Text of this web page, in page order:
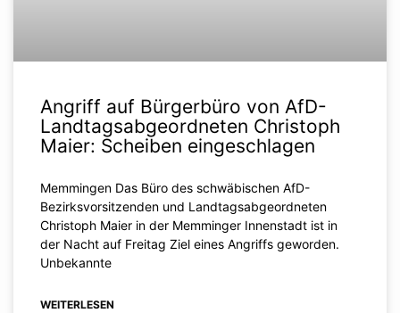
Angriff auf Bürgerbüro von AfD-
Landtagsabgeordneten Christoph
Maier: Scheiben eingeschlagen
Memmingen Das Büro des schwäbischen AfD-
Bezirksvorsitzenden und Landtagsabgeordneten
Christoph Maier in der Memminger Innenstadt ist in
der Nacht auf Freitag Ziel eines Angriffs geworden.
Unbekannte
WEITERLESEN